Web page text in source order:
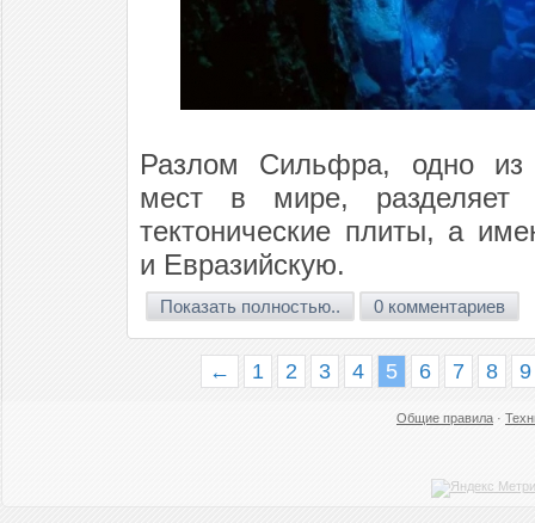
Разлом Сильфра, одно из
мест в мире, разделяет
тектонические плиты, а
и Евразийскую.
Показать полностью.. 0 комментариев
← 1 2 3 4 5 6 7 8 9
Общие правила ·